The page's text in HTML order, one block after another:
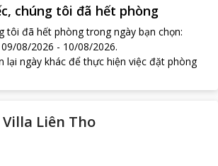
chúng tôi đã hết phòng
tôi đã hết phòng trong ngày bạn chọn:
09/08/2026 - 10/08/2026.
lại ngày khác để thực hiện việc đặt phòng
Villa Liên Tho